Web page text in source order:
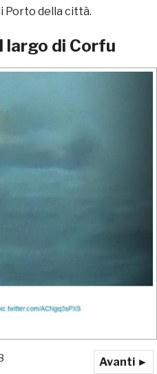
Porto della città.
largo di Corfu
Avanti ►